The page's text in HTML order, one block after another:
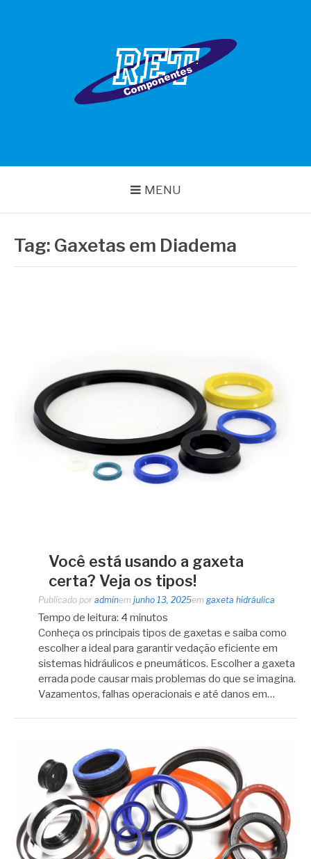
MENU
Tag: Gaxetas em Diadema
Você está usando a gaxeta
certa? Veja os tipos!
Publicado por adminem junho 13, 2025em gaxeta hidráulica
Tempo de leitura: 4 minutos
Conheça os principais tipos de gaxetas e saiba como
escolher a ideal para garantir vedação eficiente em
sistemas hidráulicos e pneumáticos. Escolher a gaxeta
errada pode causar mais problemas do que se imagina.
Vazamentos, falhas operacionais e até danos em…